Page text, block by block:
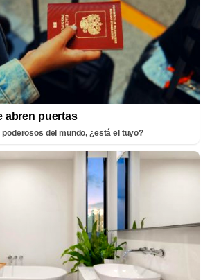
abren puertas
del mundo, ¿está el tuyo?